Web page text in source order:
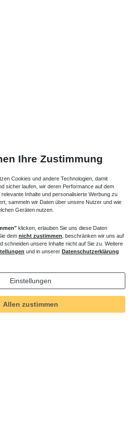
Ihre Zustimmung
Cookies und andere Technologien, damit
sicher laufen, wir deren Performance auf dem
Inhalte und personalisierte Werbung zu
sammeln wir Daten über unsere Nutzer und wie
Geräten nutzen.
klicken, erlauben Sie uns diese Daten
dem nicht zustimmen , beschränken wir uns auf
schneiden unsere Inhalte nicht auf Sie zu. Weitere
und in unserer Datenschutzerklärung
Einstellungen
Allen zustimmen